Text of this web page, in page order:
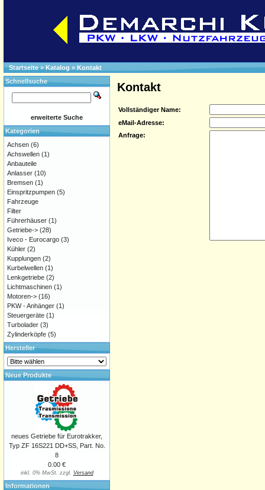
Startseite»Katalog » Kontakt
Kontakt
Vollständiger Name:
eMail-Adresse:
Anfrage:
Schnellsuche
erweiterte Suche
Kategorien
Achsen (6)
Achswellen (1)
Anbauteile
Anlasser (10)
Bremsen (1)
Einspritzpumpen (5)
Fahrzeuge
Filter
Führerhäuser (1)
Getriebe-> (28)
Iveco - Eurocargo (3)
Kühler (2)
Kupplungen (2)
Kurbelwellen (1)
Lenkgetriebe (2)
Lichtmaschinen (1)
Motoren-> (16)
PKW - Anhänger (1)
Steuergeräte (1)
Turbolader (3)
Zylinderköpfe (5)
Hersteller
Neue Produkte
neues Getriebe für Eurotrakker,
Typ ZF 16S221 DD+SS, Part. No.
8
0.00 €
inkl. 0% MwSt. zzgl. Versand
Informationen